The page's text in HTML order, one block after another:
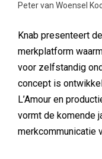
Peter van Woensel
Knab presenteert
merkplatform
voor zelfstandig
concept is
L’Amour en
vormt de komende
merkcommunicatie